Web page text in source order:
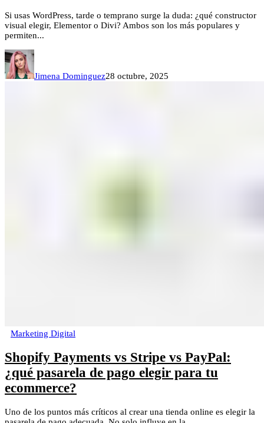
Si usas WordPress, tarde o temprano surge la duda: ¿qué constructor
visual elegir, Elementor o Divi? Ambos son los más populares y
permiten...
Jimena Dominguez28 octubre, 2025
Marketing Digital
Shopify Payments vs Stripe vs PayPal:
¿qué pasarela de pago elegir para tu
ecommerce?
Uno de los puntos más críticos al crear una tienda online es elegir la